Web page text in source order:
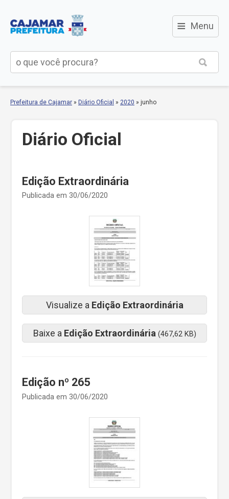
≡ Menu
Prefeitura de Cajamar » Diário Oficial » 2020 » junho
Diário Oficial
Edição Extraordinária
Publicada em 30/06/2020
Visualize a Edição Extraordinária
Baixe a Edição Extraordinária (467,62 KB)
Edição nº 265
Publicada em 30/06/2020